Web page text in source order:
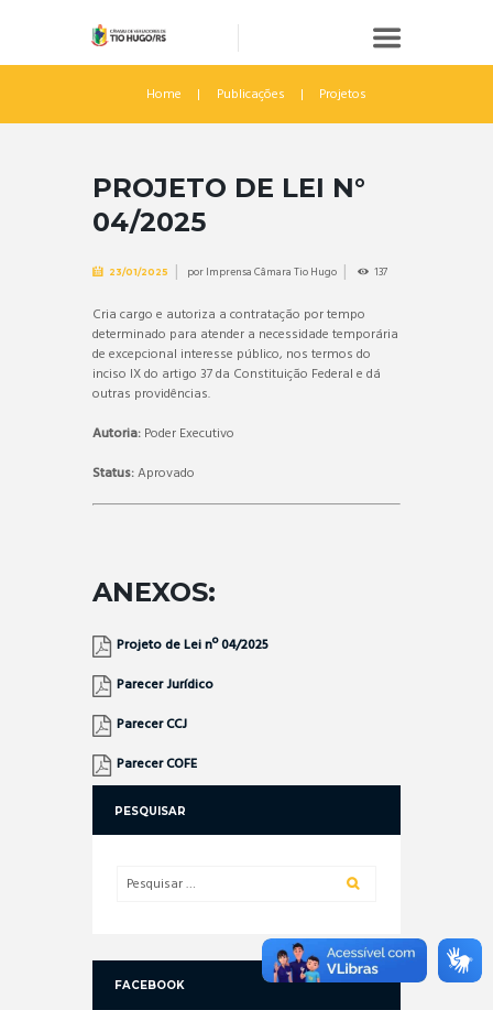
Home Publicações Projetos
PROJETO DE LEI N°
04/2025
23/01/2025 porImprensa Câmara Tio Hugo 137
Cria cargo e autoriza a contratação por tempo
determinado para atender a necessidade temporária
de excepcional interesse público, nos termos do
inciso IX do artigo 37 da Constituição Federal e dá
outras providências.
Autoria: Poder Executivo
Status:Aprovado
ANEXOS:
Projeto de Lei nº 04/2025
Parecer Jurídico
Parecer CCJ
Parecer COFE
PESQUISAR
FACEBOOK